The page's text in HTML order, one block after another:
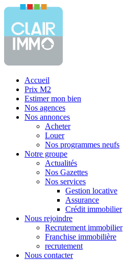
Accueil
Prix M2
Estimer mon bien
Nos agences
Nos annonces
Acheter
Louer
Nos programmes neufs
Notre groupe
Actualités
Nos Gazettes
Nos services
Gestion locative
Assurance
Crédit immobilier
Nous rejoindre
Recrutement immobilier
Franchise immobilière
recrutement
Nous contacter